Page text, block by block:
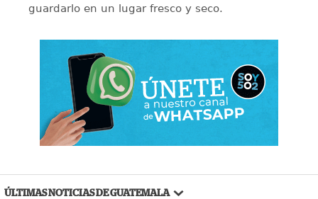
guardarlo en un lugar fresco y seco.
ÚLTIMAS NOTICIAS DE GUATEMALA